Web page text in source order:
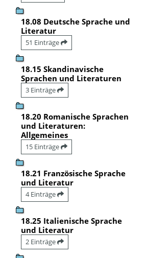
18.08 Deutsche Sprache und
Literatur
51 Einträge
18.15 Skandinavische
Sprachen und Literaturen
3 Einträge
18.20 Romanische Sprachen
und Literaturen:
Allgemeines
15 Einträge
18.21 Französische Sprache
und Literatur
4 Einträge
18.25 Italienische Sprache
und Literatur
2 Einträge